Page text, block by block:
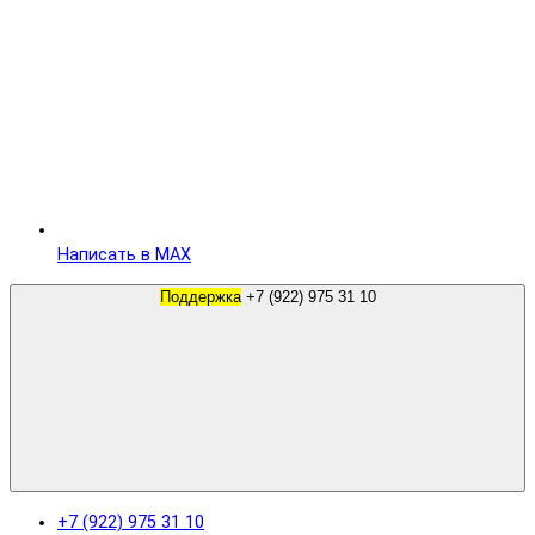
Написать в MAX
Поддержка +7 (922) 975 31 10
+7 (922) 975 31 10